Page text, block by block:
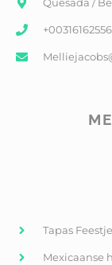
Quesada /
Tapas Feestje
Mexicaanse